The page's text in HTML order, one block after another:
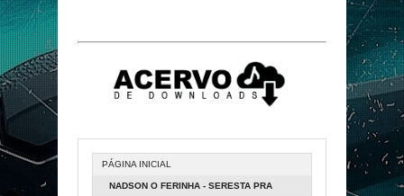
PÁGINA INICIAL
NADSON O FERINHA - SERESTA PRA